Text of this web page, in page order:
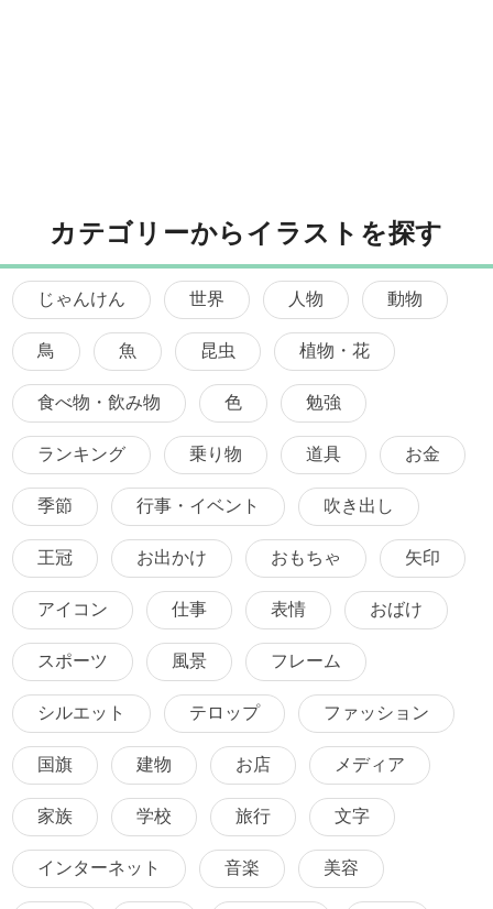
カテゴリーからイラストを探す
じゃんけん 世界 人物 動物
鳥 魚 昆虫 植物・花
食べ物・飲み物 色 勉強
ランキング 乗り物 道具 お金
季節 行事・イベント 吹き出し
王冠 お出かけ おもちゃ 矢印
アイコン 仕事 表情 おばけ
スポーツ 風景 フレーム
シルエット テロップ ファッション
国旗 建物 お店 メディア
家族 学校 旅行 文字
インターネット 音楽 美容